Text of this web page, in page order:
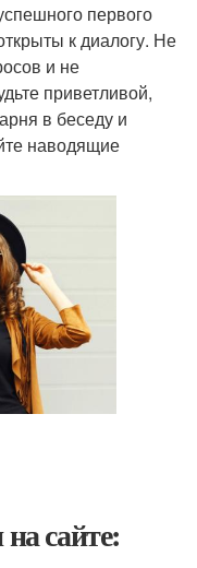
первого
к диалогу. Не
и не
приветливой,
в беседу и
наводящие
сайте: